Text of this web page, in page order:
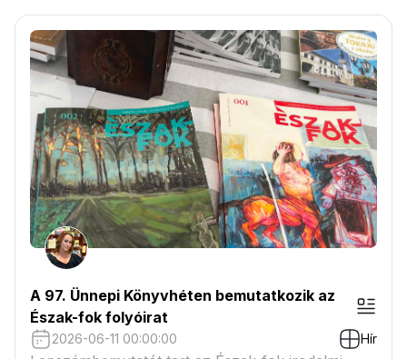
A 97. Ünnepi Könyvhéten bemutatkozik az
Észak-fok folyóirat
2026-06-11 00:00:00 Hír